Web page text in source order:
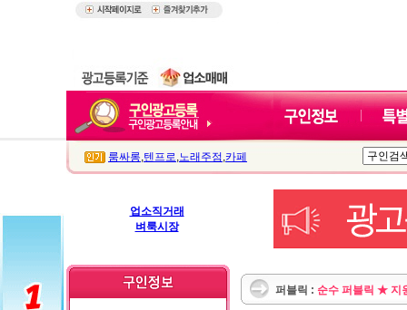
룸싸롱,텐프로,노래주점 ,카페
업소직거래
벼룩시장
퍼블릭 : 순수 퍼블릭 ★ 지